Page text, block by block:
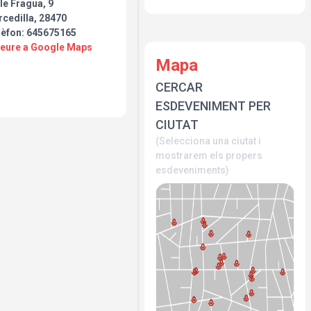
AL TEATRO
SE CORTARÁ UNA
SE PODRÁN
ENTRADAS EN LA
Fragua, 9
28470
645675165
a Google Maps
Mapa
CERCAR
ESDEVENIMENT PER
CIUTAT
(Selecciona una ciutat i
mostrarem els propers
esdeveniments)